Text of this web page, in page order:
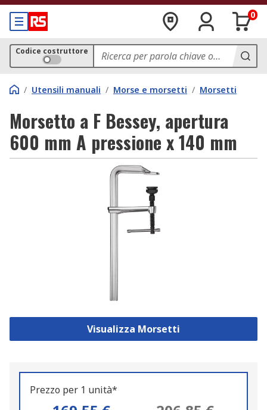
0
Codice costruttore
/ Utensili manuali / Morse e morsetti / Morsetti
Morsetto a F Bessey, apertura
600 mm A pressione x 140 mm
Visualizza Morsetti
Prezzo per 1 unità*